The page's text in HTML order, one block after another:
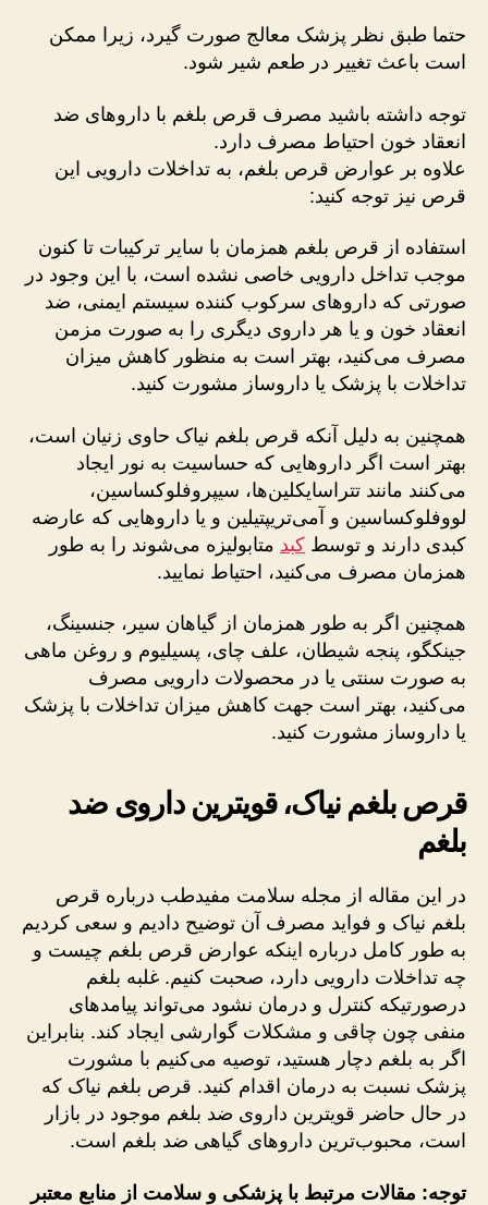
حتما طبق نظر پزشک معالج صورت گیرد، زیرا ممکن
است باعث تغییر در طعم شیر شود.
توجه داشته باشید مصرف قرص بلغم با داروهای ضد
انعقاد خون احتیاط مصرف دارد.
علاوه بر عوارض قرص بلغم، به تداخلات دارویی این
قرص نیز توجه کنید:
استفاده از قرص بلغم همزمان با سایر ترکیبات تا کنون
موجب تداخل دارویی خاصی نشده است، با این وجود در
صورتی که داروهای سرکوب کننده سیستم ایمنی، ضد
انعقاد خون و یا هر داروی دیگری را به صورت مزمن
مصرف می‌کنید، بهتر است به منظور کاهش میزان
تداخلات با پزشک یا داروساز مشورت کنید.
همچنین به دلیل آنکه قرص بلغم نیاک حاوی زنیان است،
بهتر است اگر داروهایی که حساسیت به نور ایجاد
می‌کنند مانند تتراسایکلین‌ها، سیپروفلوکساسین،
لووفلوکساسین و آمی‌تریپتیلین و یا داروهایی که عارضه
کبدی دارند و توسط کبد متابولیزه می‌شوند را به طور
همزمان مصرف می‌کنید، احتیاط نمایید.
همچنین اگر به طور همزمان از گیاهان سیر، جنسینگ،
جینکگو، پنجه شیطان، علف چای، پسیلیوم و روغن ماهی
به صورت سنتی یا در محصولات دارویی مصرف
می‌کنید، بهتر است جهت کاهش میزان تداخلات با پزشک
یا داروساز مشورت کنید.
قرص بلغم نیاک، قویترین داروی ضد
بلغم
در این مقاله از مجله سلامت مفیدطب درباره قرص
بلغم نیاک و فواید مصرف آن توضیح دادیم و سعی کردیم
به طور کامل درباره اینکه عوارض قرص بلغم چیست و
چه تداخلات دارویی دارد، صحبت کنیم. غلبه بلغم
درصورتیکه کنترل و درمان نشود می‌تواند پیامدهای
منفی چون چاقی و مشکلات گوارشی ایجاد کند. بنابراین
اگر به بلغم دچار هستید، توصیه می‌کنیم با مشورت
پزشک نسبت به درمان اقدام کنید. قرص بلغم نیاک که
در حال حاضر قویترین داروی ضد بلغم موجود در بازار
است، محبوب‌ترین داروهای گیاهی ضد بلغم است.
توجه: مقالات مرتبط با پزشکی و سلامت از منابع معتبر